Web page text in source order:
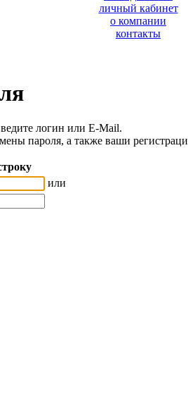
личный кабинет
о компании
контакты
логин или E-Mail.
пароля, а также ваши
или